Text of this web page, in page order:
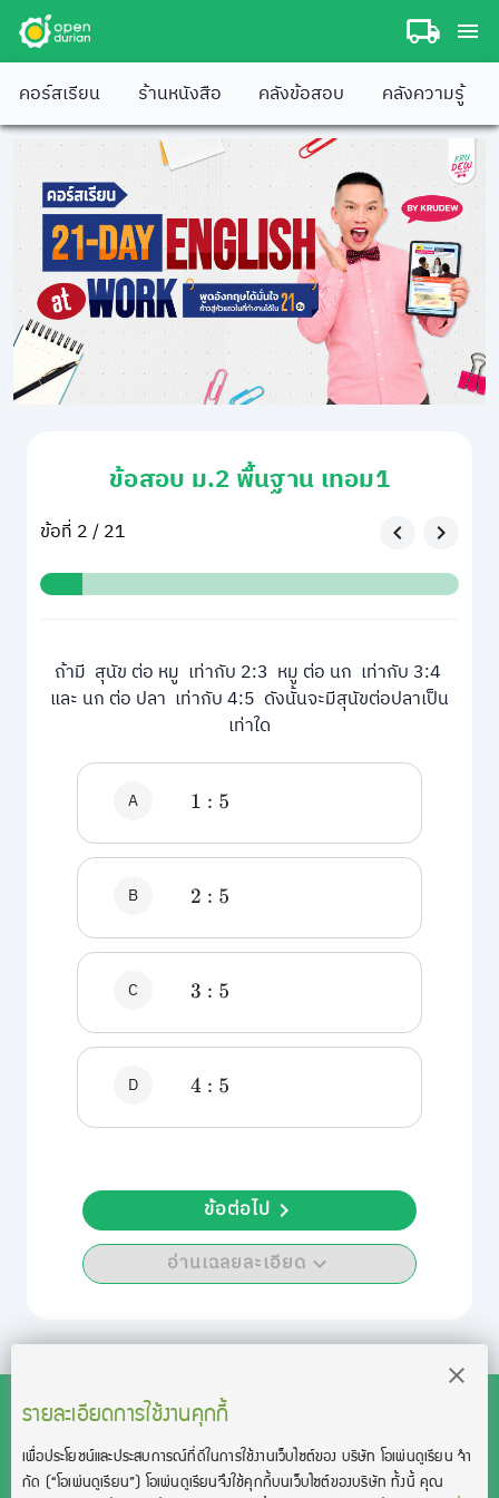
คอร์สเรียน ร้านหนังสือ คลังข้อสอบ คลังความรู้
ข้อสอบ ม.2 พื้นฐาน เทอม1
ข้อที่ 2 / 21
ถ้ามี สุนัข ต่อ หมู เท่ากับ 2:3 หมู ต่อ นก เท่ากับ 3:4
และ นก ต่อ ปลา เท่ากับ 4:5 ดังนั้นจะมีสุนัขต่อปลาเป็น
เท่าใด
A 1 5
B 2 5
C 3 5
D 4 5
อ่านเฉลยละเอียด
ข้อต่อไป
รายละเอียดการใช้งานคุกกี้
เพื่อประโยชน์และประสบการณ์ที่ดีในการใช้งานเว็บไซต์ของ บริษัท โอเพ่นดูเรียน จํา
กัด (“โอเพ่นดูเรียน”)โอเพ่นดูเรียนจึงใช้คุกกี้บนเว็บไซต์ของบริษัท ทั้งนี้ คุณ
สงวนลิขสิทธิ์โดย บริษัท โอเพ่นดูเรียน จำกัด 2021 ©︎ OpenDurian